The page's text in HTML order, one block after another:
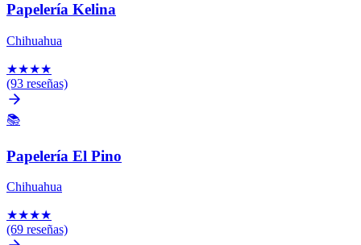
Papelería Kelina
Chihuahua
★★★★
(93 reseñas)
📚
Papelería El Pino
Chihuahua
★★★★
(69 reseñas)